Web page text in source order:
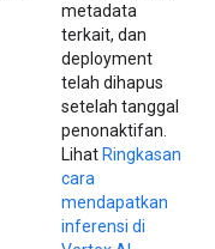
metadata
terkait, dan
deployment
telah dihapus
setelah tanggal
penonaktifan.
Lihat Ringkasan
cara
mendapatkan
inferensi di